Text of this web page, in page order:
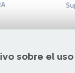
sobre el